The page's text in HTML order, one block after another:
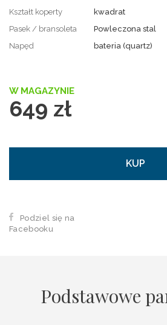
Kształt koperty
kwadrat
Pasek / bransoleta
Powleczona stal
Napęd
bateria (quartz)
W MAGAZYNIE
649 zł
KUP
Podziel się na
Facebooku
Podstawowe